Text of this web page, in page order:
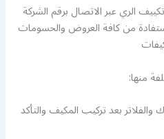
الري عبر الاتصال برقم الشركة
من كافة العروض والحسومات
منها:
بعد تركيب المكيف والتأكد